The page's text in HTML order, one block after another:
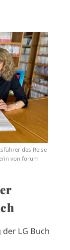
des Reise
von forum
LG Buch